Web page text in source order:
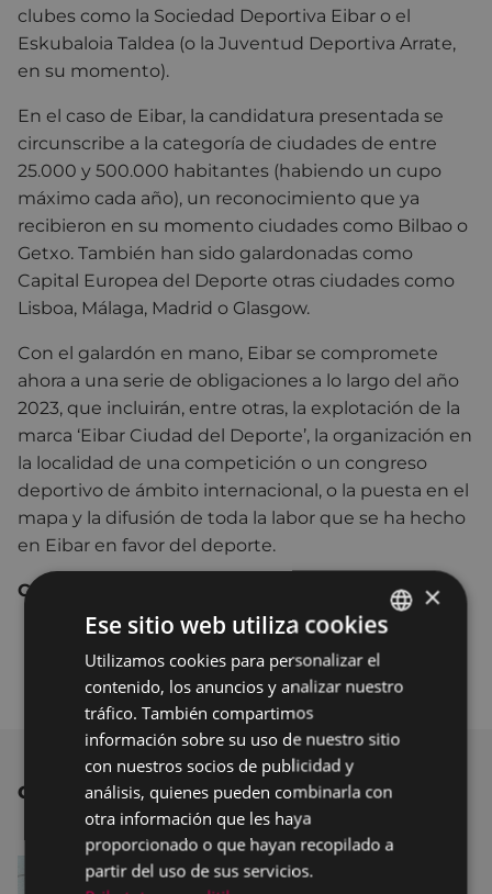
clubes como la Sociedad Deportiva Eibar o el
Eskubaloia Taldea (o la Juventud Deportiva Arrate,
en su momento).
En el caso de Eibar, la candidatura presentada se
circunscribe a la categoría de ciudades de entre
25.000 y 500.000 habitantes (habiendo un cupo
máximo cada año), un reconocimiento que ya
recibieron en su momento ciudades como Bilbao o
Getxo. También han sido galardonadas como
Capital Europea del Deporte otras ciudades como
Lisboa, Málaga, Madrid o Glasgow.
Con el galardón en mano, Eibar se compromete
ahora a una serie de obligaciones a lo largo del año
2023, que incluirán, entre otras, la explotación de la
marca ‘Eibar Ciudad del Deporte’, la organización en
la localidad de una competición o un congreso
deportivo de ámbito internacional, o la puesta en el
mapa y la difusión de toda la labor que se ha hecho
en Eibar en favor del deporte.
Contenido relacionado:
Eibar presenta su candidatura a 'Ciudad
Europea del Deporte 2023'
OTRAS NOTICIAS
BASQUE
SPANISH
×
Ese sitio web utiliza cookies
Utilizamos cookies para personalizar el
contenido, los anuncios y analizar nuestro
tráfico. También compartimos
información sobre su uso de nuestro sitio
con nuestros socios de publicidad y
análisis, quienes pueden combinarla con
otra información que les haya
proporcionado o que hayan recopilado a
partir del uso de sus servicios.